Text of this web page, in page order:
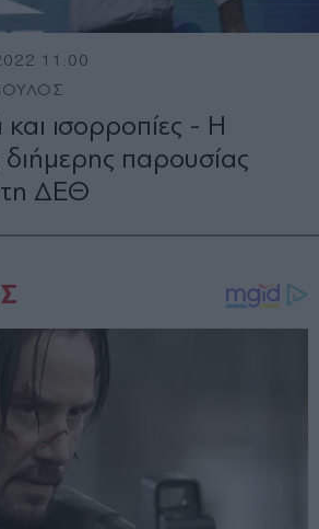
11:00
και ισορροπίες - Η
παρουσίας
ΔΕΘ